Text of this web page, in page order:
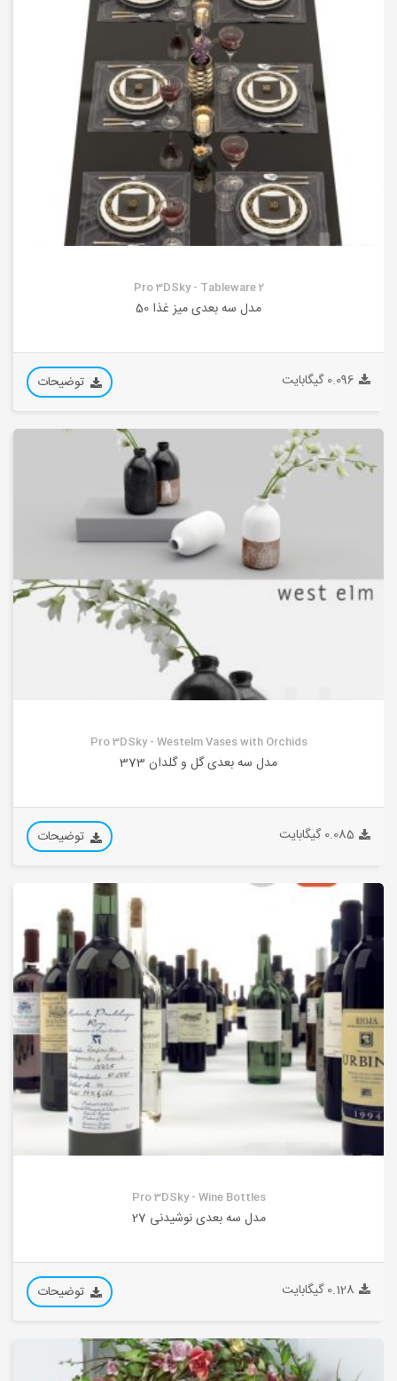
Pro 3DSky - Tableware 2
مدل سه بعدی میز غذا 50
0.096 گیگابایت توضیحات
Pro 3DSky - Westelm Vases with Orchids
مدل سه بعدی گل و گلدان 373
0.085 گیگابایت توضیحات
Pro 3DSky - Wine Bottles
مدل سه بعدی نوشیدنی 27
0.128 گیگابایت توضیحات